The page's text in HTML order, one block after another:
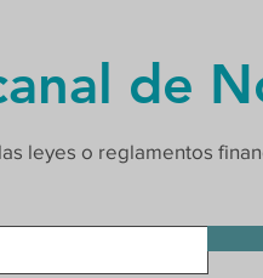
de
leyes o reglamentos